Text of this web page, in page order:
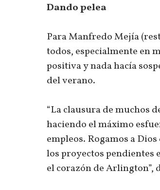
Dando pelea
Para Manfredo Mejía
todos, especialmente en
positiva y nada hacía
del verano.
“La clausura de muchos
haciendo el máximo
empleos. Rogamos a
los proyectos pendientes
el corazón de Arlington”,